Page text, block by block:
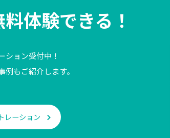
体験できる！
ション受付中！
もご紹介します。
レーション